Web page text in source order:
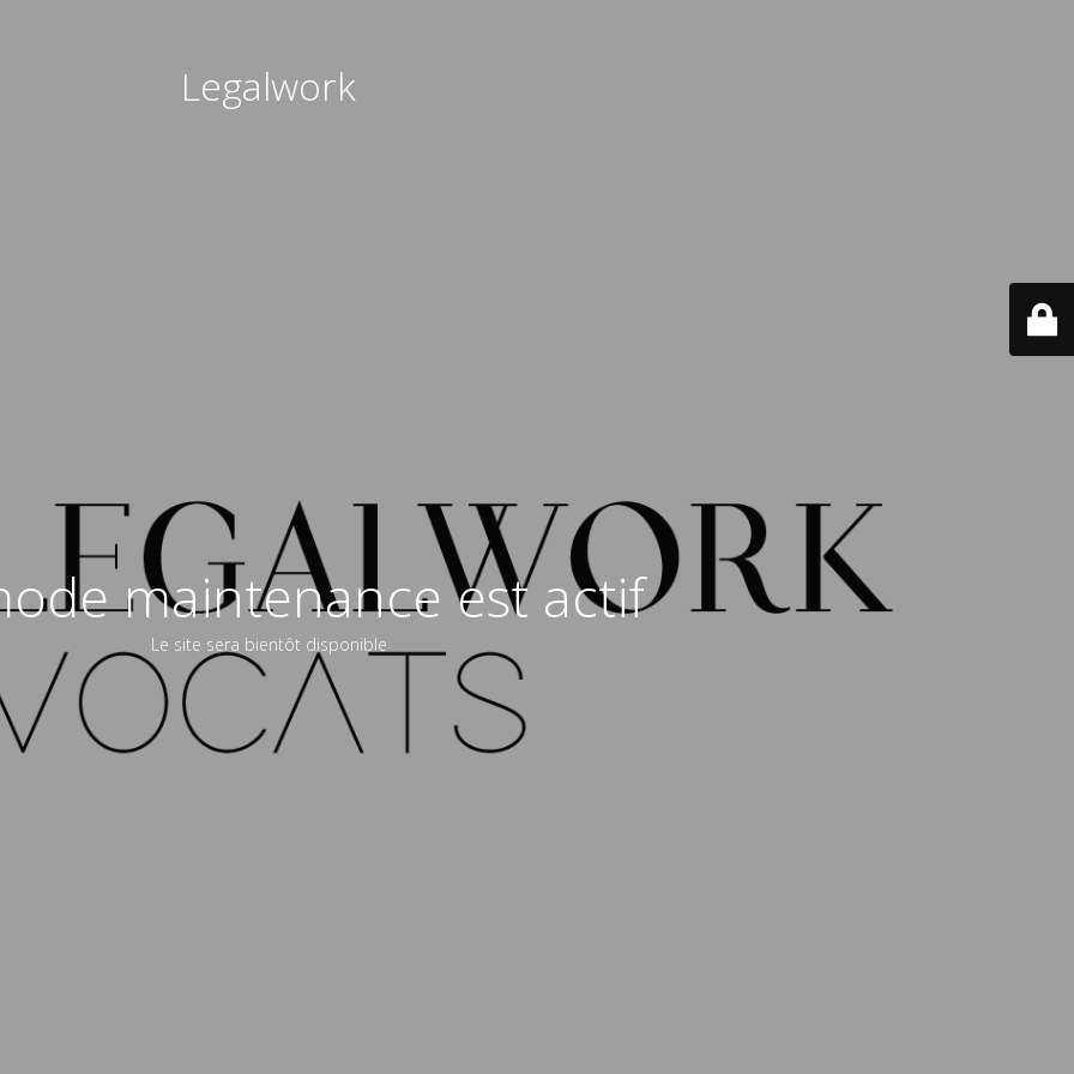
Legalwork
maintenance est actif
Le site sera bientôt disponible